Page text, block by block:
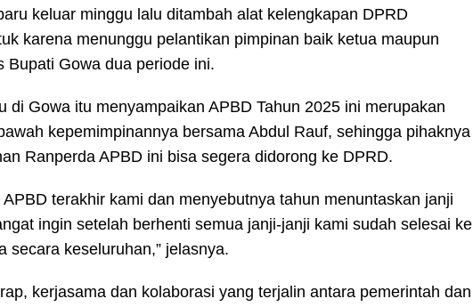
keluar minggu lalu ditambah alat kelengkapan DPRD
karena menunggu pelantikan pimpinan baik ketua maupun
Bupati Gowa dua periode ini.
di Gowa itu menyampaikan APBD Tahun 2025 ini merupakan
kepemimpinannya bersama Abdul Rauf, sehingga pihaknya
Ranperda APBD ini bisa segera didorong ke DPRD.
APBD terakhir kami dan menyebutnya tahun menuntaskan janji
ingin setelah berhenti semua janji-janji kami sudah selesai ke
secara keseluruhan,” jelasnya.
kerjasama dan kolaborasi yang terjalin antara pemerintah dan